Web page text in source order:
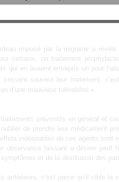
»
imposé par la migraine a
certains, un traitement
qui en avaient entrepris un pour
cessent souvent leur traitement,
d’une mauvaise tolérabilité ».
préventifs en général et
de prendre leur médicament
indésirables de ces agents sont
observance laissant à désirer peut
et de la désillusion des
antérieurs, c’est parce qu’il cible